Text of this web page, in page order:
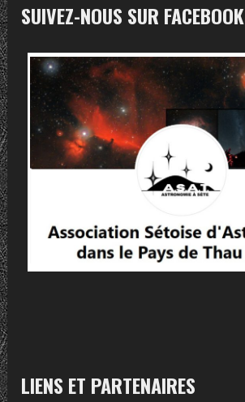
SUIVEZ-NOUS SUR FACEBOOK
LIENS ET PARTENAIRES